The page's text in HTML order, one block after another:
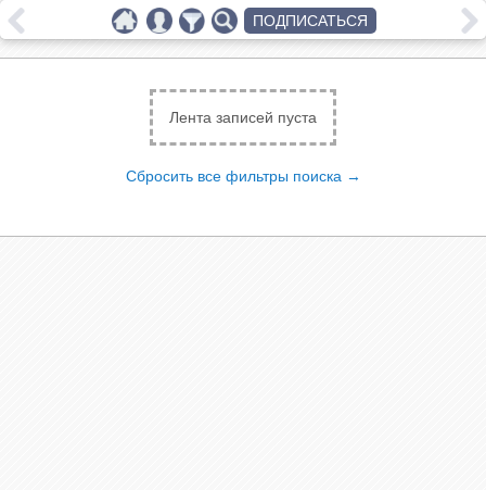
Лента записей пуста
Сбросить все фильтры поиска →
ПОДПИСАТЬСЯ